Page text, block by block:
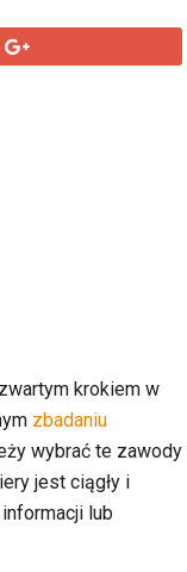
krokiem w
zbadaniu
wybrać te zawody
jest ciągły i
lub